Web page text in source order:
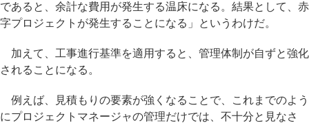
であると、余計な費用が発生する温床になる。結果として、赤
字プロジェクトが発生することになる」というわけだ。
加えて、工事進行基準を適用すると、管理体制が自ずと強化
されることになる。
例えば、見積もりの要素が強くなることで、これまでのよう
にプロジェクトマネージャの管理だけでは、不十分と見なさ